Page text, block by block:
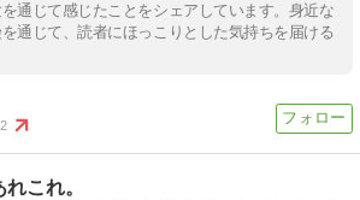
通じて感じたことをシェアしています。身近な
通じて、読者にほっこりとした気持ちを届ける
2
これ。